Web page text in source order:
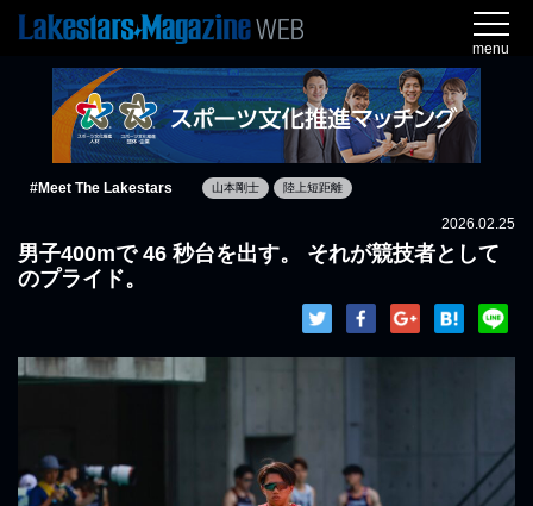
menu
#Meet The Lakestars 山本剛士 陸上短距離
2026.02.25
男子400mで 46 秒台を出す。 それが競技者として
のプライド。